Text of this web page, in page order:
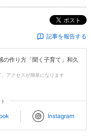
ポスト
記事を報告する
の作り方「聞く子育て」和久
アクセスが簡単になります
Instagram